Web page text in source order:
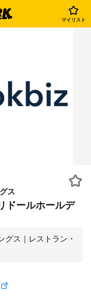
マイリスト
ス
ドールホールデ
グス｜レストラン・